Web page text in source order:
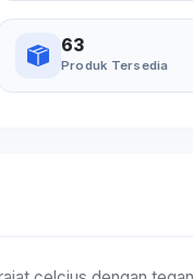
63
Produk Tersedia